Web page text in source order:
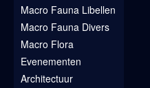
Macro Fauna Libellen
Macro Fauna Divers
Macro Flora
Evenementen
Architectuur